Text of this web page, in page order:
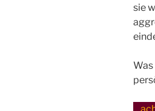
sie